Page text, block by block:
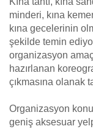
minderi, kına
kına gecelerinin
şekilde temin
organizasyon
hazırlanan
çıkmasına olanak
Organizasyon
geniş aksesuar